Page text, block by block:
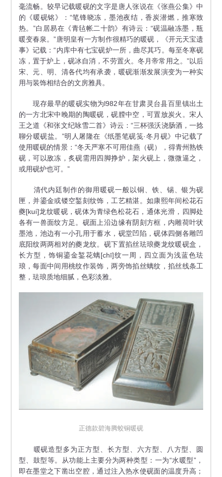
毫流畅。较早记载暖砚的文字是唐人张说在《张燕公集》中
的《暖砚铭》：“笔锋晓冻，墨池夜结，香炭潜燃，推寒致
热。”白居易在《青毡帐二十韵》有诗云：“砚温融冻墨，瓶
暖变春泉。”唐明皇有一方制作很精巧的暖砚，《开元天宝遗
事》记载：“内库中有七宝砚炉一所，曲尽其巧。每至冬寒砚
冻，置于炉上，砚冰自消，不劳置火。冬月帝常用之。”以后
宋、元、明、清各代均有承袭，暖砚渐渐发展演变为一种实
用与装饰相结合的文房雅具。
现存最早的暖砚实物为l982年在甘肃灵台县百里镇出土
的一方北宋中晚期的陶暖砚，砚膛中空，可置放炭火。宋人
王之道《和张文纪咏雪二首》诗云：“三杯强沃浇肠酒，一捻
聊分暖砚盐。”明人屠隆在《纸墨笔砚笺·冬月砚》中记载了
使用暖砚的情景：“冬天严寒不可用佳燕（砚），得青州熟铁
砚，可以敌冻，炙砚需用四脚挣炉，架火砚上，微微逼之，
或用砚炉也可。”
清代内廷制作的御用暖砚一般以铜、铁、锡、银为砚
匣，并鎏金或镂空錾刻纹饰，工艺精湛。如康熙年间松花石
夔[kuí]龙纹暖砚，砚体为青绿色松花石，通体光滑，四脚处
各有一兽面纹方足。砚面上沿边缘有阴刻方框，内雕荷叶状
墨池，池边有一小孔用于蓄水，砚堂凹陷，砚体四侧各雕凹
底阳纹两两相对的夔龙纹。砚下置掐丝珐琅夔龙纹暖砚盒，
长方型，饰铜鎏金錾花螭[chī]纹一周，四立面为浅蓝色珐
琅，每面中间用桃纹作装饰，两旁饰掐丝螭纹，掐丝线条工
整，珐琅质地细腻，色彩淡雅。
正德款碧海腾蛟铜暖砚
暖砚造型多为正方型、长方型、六方型、八方型、圆
型、鼓型等。从功能上主要分为两种类型：一为“水暖型”，
即在墨堂之下凿出空腔，通过注入热水使砚面的温度升高；